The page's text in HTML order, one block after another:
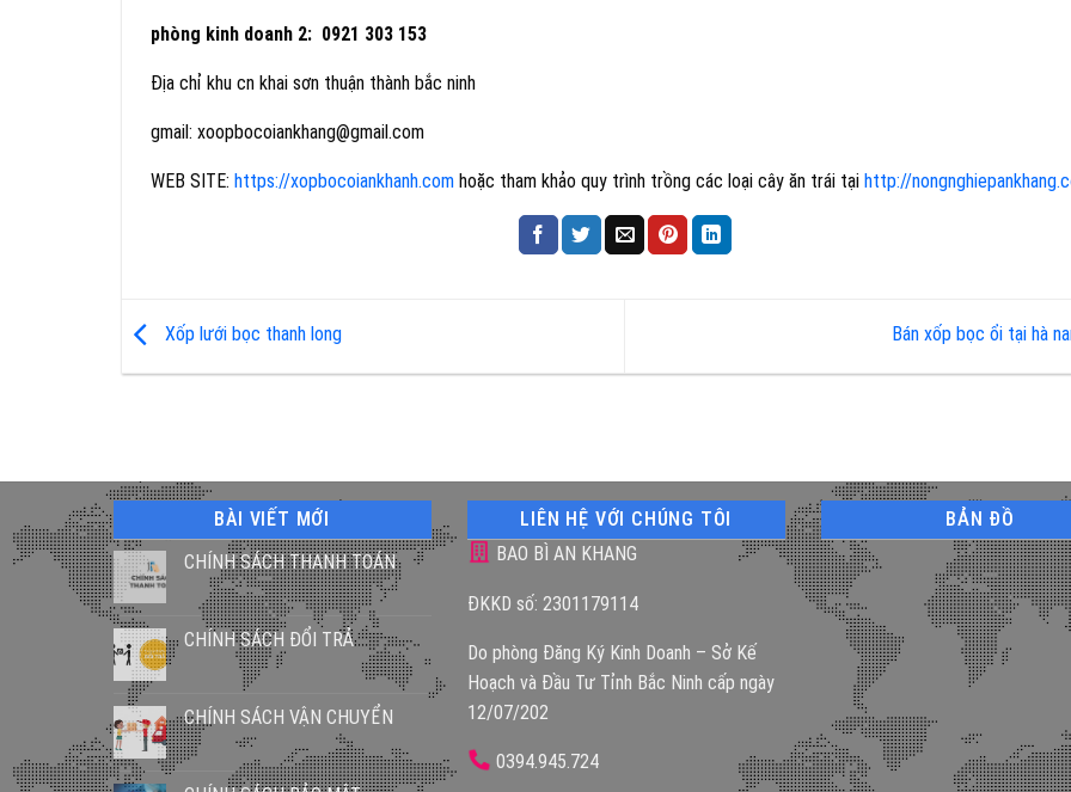
phòng kinh doanh 2: 0921 303 153
Địa chỉ khu cn khai sơn thuận thành bắc ninh
gmail: xoopbocoiankhang@gmail.com
WEB SITE: https://xopbocoiankhanh.com hoặc tham khảo quy trình trồng các loại cây ăn trái tại http://
Xốp lưới bọc thanh long Bán xốp bọc ổi tại hà
BÀI VIẾT MỚI
CHÍNH SÁCH THANH TOÁN
CHÍNH SÁCH ĐỔI TRẢ
CHÍNH SÁCH VẬN CHUYỂN
LIÊN HỆ VỚI CHÚNG TÔI
BAO BÌ AN KHANG
ĐKKD số: 2301179114
Do phòng Đăng Ký Kinh Doanh – Sở Kế
Hoạch và Đầu Tư Tỉnh Bắc Ninh cấp ngày
12/07/202
0394.945.724
BẢN ĐỒ